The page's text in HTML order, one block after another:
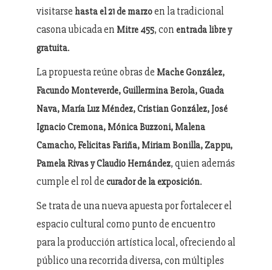
visitarse hasta el 21 de marzoen la tradicional
casona ubicada en Mitre 455, con entrada libre y
gratuita.
La propuesta reúne obras de Mache González,
Facundo Monteverde, Guillermina Berola, Guada
Nava, María Luz Méndez, Cristian González, José
Ignacio Cremona, Mónica Buzzoni, Malena
Camacho, Felicitas Fariña, Miriam Bonilla, Zappu,
Pamela Rivas y Claudio Hernández, quien además
cumple el rol de curador de la exposición.
Se trata de una nueva apuesta por fortalecer el
espacio cultural como punto de encuentro
para la producción artística local, ofreciendo al
público una recorrida diversa, con múltiples